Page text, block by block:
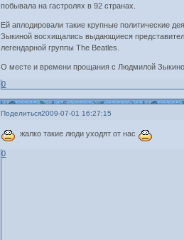
побывала на гастролях в 92 странах.
Ей аплодировали такие крупные политические
Зыкиной восхищались выдающиеся
легендарной группы The Beatles.
О месте и времени прощания с Людмилой
0
Поделиться2009-07-01 16:27:15
жалко такие люди уходят от нас
0